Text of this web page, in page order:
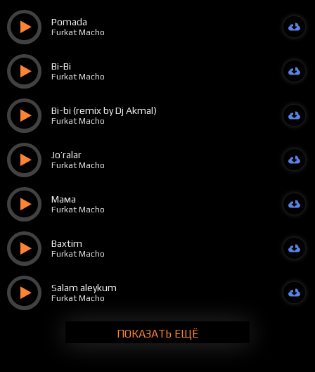
Pomada
Furkat Macho
Bi-Bi
Furkat Macho
Bi-bi (remix by Dj Akmal)
Furkat Macho
Jo’ralar
Furkat Macho
Мама
Furkat Macho
Baxtim
Furkat Macho
Salam aleykum
Furkat Macho
ПОКАЗАТЬ ЕЩЁ